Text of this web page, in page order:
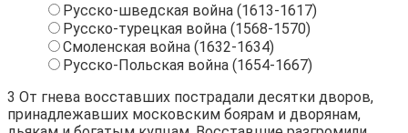
Русско-шведская война (1613-1617)
Русско-турецкая война (1568-1570)
Смоленская война (1632-1634)
Русско-Польская война (1654-1667)
3 От гнева восставших пострадали десятки дворов,
принадлежавших московским боярам и дворянам,